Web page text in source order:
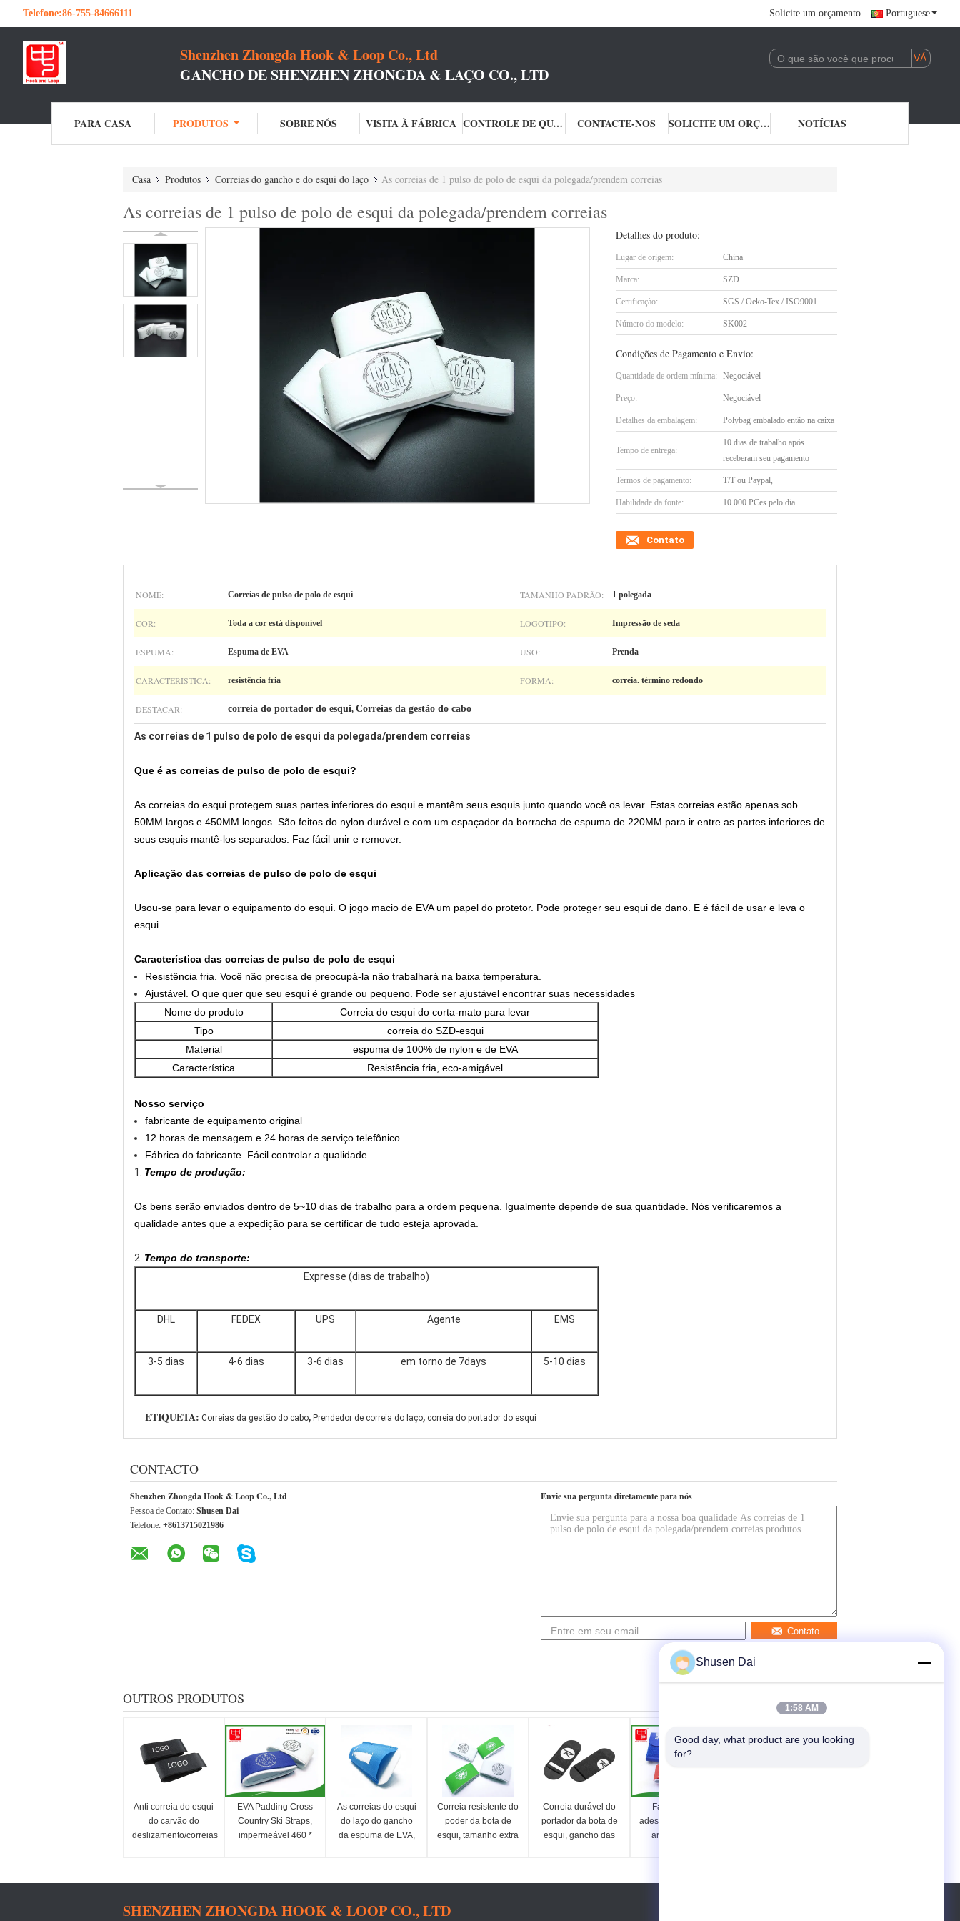
Telefone:86-755-84666111 Solicite um orçamento Portuguese
Shenzhen Zhongda Hook & Loop Co., Ltd
GANCHO DE SHENZHEN ZHONGDA & LAÇO CO., LTD
PARA CASA PRODUTOS SOBRE NÓS VISITA À FÁBRICA CONTROLE DE QUALIDADE CONTACTE-NOS SOLICITE UM ORÇAMENTO NOTÍCIAS
Casa Produtos Correias do gancho e do esqui do laço As correias de 1 pulso de polo de esqui da polegada/prendem correias
As correias de 1 pulso de polo de esqui da polegada/prendem correias
Detalhes do produto:
Lugar de origem: China
Marca: SZD
Certificação: SGS / Oeko-Tex / ISO9001
Número do modelo: SK002
Condições de Pagamento e Envio:
Quantidade de ordem mínima: Negociável
Preço: Negociável
Detalhes da embalagem: Polybag embalado então na caixa
Tempo de entrega:
10 dias de trabalho após
receberam seu pagamento
Termos de pagamento: T/T ou Paypal,
Habilidade da fonte: 10.000 PCes pelo dia
Contato
NOME: Correias de pulso de polo de esqui TAMANHO PADRÃO: 1 polegada
COR: Toda a cor está disponível LOGOTIPO: Impressão de seda
ESPUMA: Espuma de EVA USO: Prenda
CARACTERÍSTICA: resistência fria FORMA: correia. término redondo
DESTACAR: correia do portador do esqui, Correias da gestão do cabo
As correias de 1 pulso de polo de esqui da polegada/prendem correias
Que é as correias de pulso de polo de esqui?
As correias do esqui protegem suas partes inferiores do esqui e mantêm seus esquis junto quando você os levar. Estas correias estão apenas sob
50MM largos e 450MM longos. São feitos do nylon durável e com um espaçador da borracha de espuma de 220MM para ir entre as partes inferiores de
seus esquis mantê-los separados. Faz fácil unir e remover.
Aplicação das correias de pulso de polo de esqui
Usou-se para levar o equipamento do esqui. O jogo macio de EVA um papel do protetor. Pode proteger seu esqui de dano. E é fácil de usar e leva o
esqui.
Característica das correias de pulso de polo de esqui
Resistência fria. Você não precisa de preocupá-la não trabalhará na baixa temperatura.
Ajustável. O que quer que seu esqui é grande ou pequeno. Pode ser ajustável encontrar suas necessidades
Nome do produto
Correia do esqui do corta-mato para levar
Tipo
correia do SZD-esqui
Material
espuma de 100% de nylon e de EVA
Característica
Resistência fria, eco-amigável
Nosso serviço
fabricante de equipamento original
12 horas de mensagem e 24 horas de serviço telefônico
Fábrica do fabricante. Fácil controlar a qualidade
1. Tempo de produção:
Os bens serão enviados dentro de 5~10 dias de trabalho para a ordem pequena. Igualmente depende de sua quantidade. Nós verificaremos a
qualidade antes que a expedição para se certificar de tudo esteja aprovada.
2. Tempo do transporte:
Expresse (dias de trabalho)
DHL FEDEX UPS Agente EMS
3-5 dias 4-6 dias 3-6 dias em torno de 7days 5-10 dias
ETIQUETA: Correias da gestão do cabo, Prendedor de correia do laço, correia do portador do esqui
CONTACTO
Shenzhen Zhongda Hook & Loop Co., Ltd
Pessoa de Contato: Shusen Dai
Telefone: +8613715021986
Envie sua pergunta diretamente para nós
Contato
OUTROS PRODUTOS
Anti correia do esqui
do carvão do
deslizamento/correias
EVA Padding Cross
Country Ski Straps,
impermeável 460 *
As correias do esqui
do laço do gancho
da espuma de EVA,
Correia resistente do
poder da bota de
esqui, tamanho extra
Correia durável do
portador da bota de
esqui, gancho das
Faixa de esqui
adesiva resistente ao
ar livre / Faixas
SHENZHEN ZHONGDA HOOK & LOOP CO., LTD
Shusen Dai
1:58 AM
Good day, what product are you looking
for?